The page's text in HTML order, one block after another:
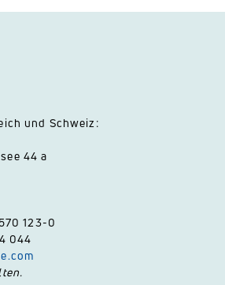
und Schweiz:
44 a
123-0
044